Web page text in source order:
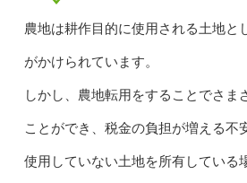
農地は耕作目的に使用される土地と
がかけられています。
しかし、農地転用をすることでさま
ことができ、税金の負担が増える不
使用していない土地を所有している